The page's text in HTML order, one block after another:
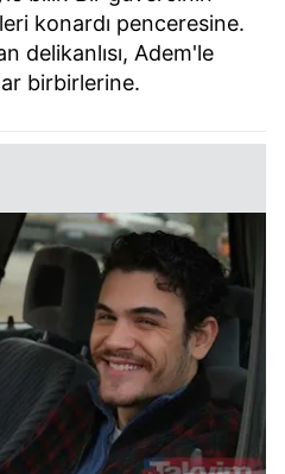
Korunması Kanunu uyarınca
okumak ve sitemizde
çerezlerle ilgili bilgi
konardı penceresine.
delikanlısı, Adem'le
birbirlerine.